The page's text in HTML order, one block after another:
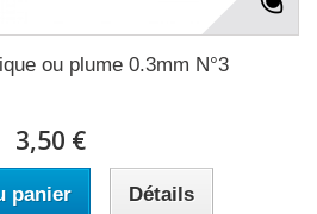
ou plume 0.3mm N°3
3,50 €
panier Détails